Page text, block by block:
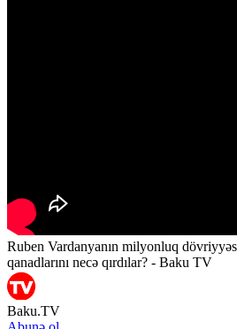
Ruben Vardanyanın milyonluq
qanadlarını necə qırdılar? - Baku TV
Baku.TV